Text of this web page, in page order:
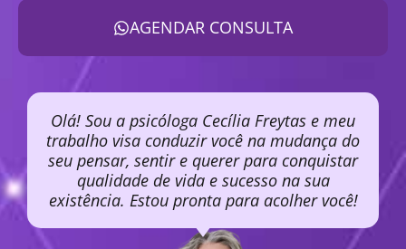
AGENDAR CONSULTA
Olá! Sou a psicóloga Cecília Freytas e meu
trabalho visa conduzir você na mudança do
seu pensar, sentir e querer para conquistar
qualidade de vida e sucesso na sua
existência. Estou pronta para acolher você!